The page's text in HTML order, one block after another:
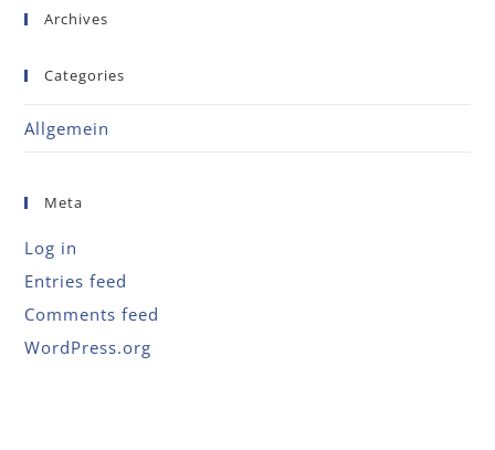
Archives
Categories
Allgemein
Meta
Log in
Entries feed
Comments feed
WordPress.org